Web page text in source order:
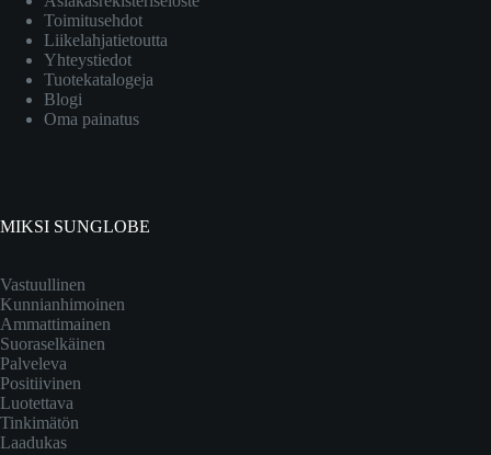
Toimitusehdot
Liikelahjatietoutta
Yhteystiedot
Tuotekatalogeja
Blogi
Oma painatus
MIKSI SUNGLOBE
Vastuullinen
Kunnianhimoinen
Ammattimainen
Suoraselkäinen
Palveleva
Positiivinen
Luotettava
Tinkimätön
Laadukas